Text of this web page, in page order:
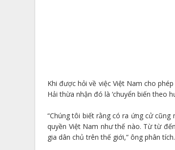
Khi được hỏi về việc Việt Nam cho
Hải thừa nhận đó là ‘chuyển biến theo
“Chúng tôi biết rằng có ra ứng cử
quyền Việt Nam như thế nào. Từ từ
gia dân chủ trên thế giới,” ông phân tích.